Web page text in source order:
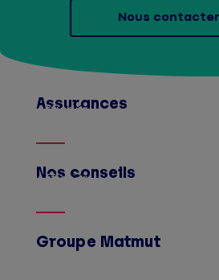
Nous contacter
Assurances
Afficher
Nos conseils
Afficher
Groupe Matmut